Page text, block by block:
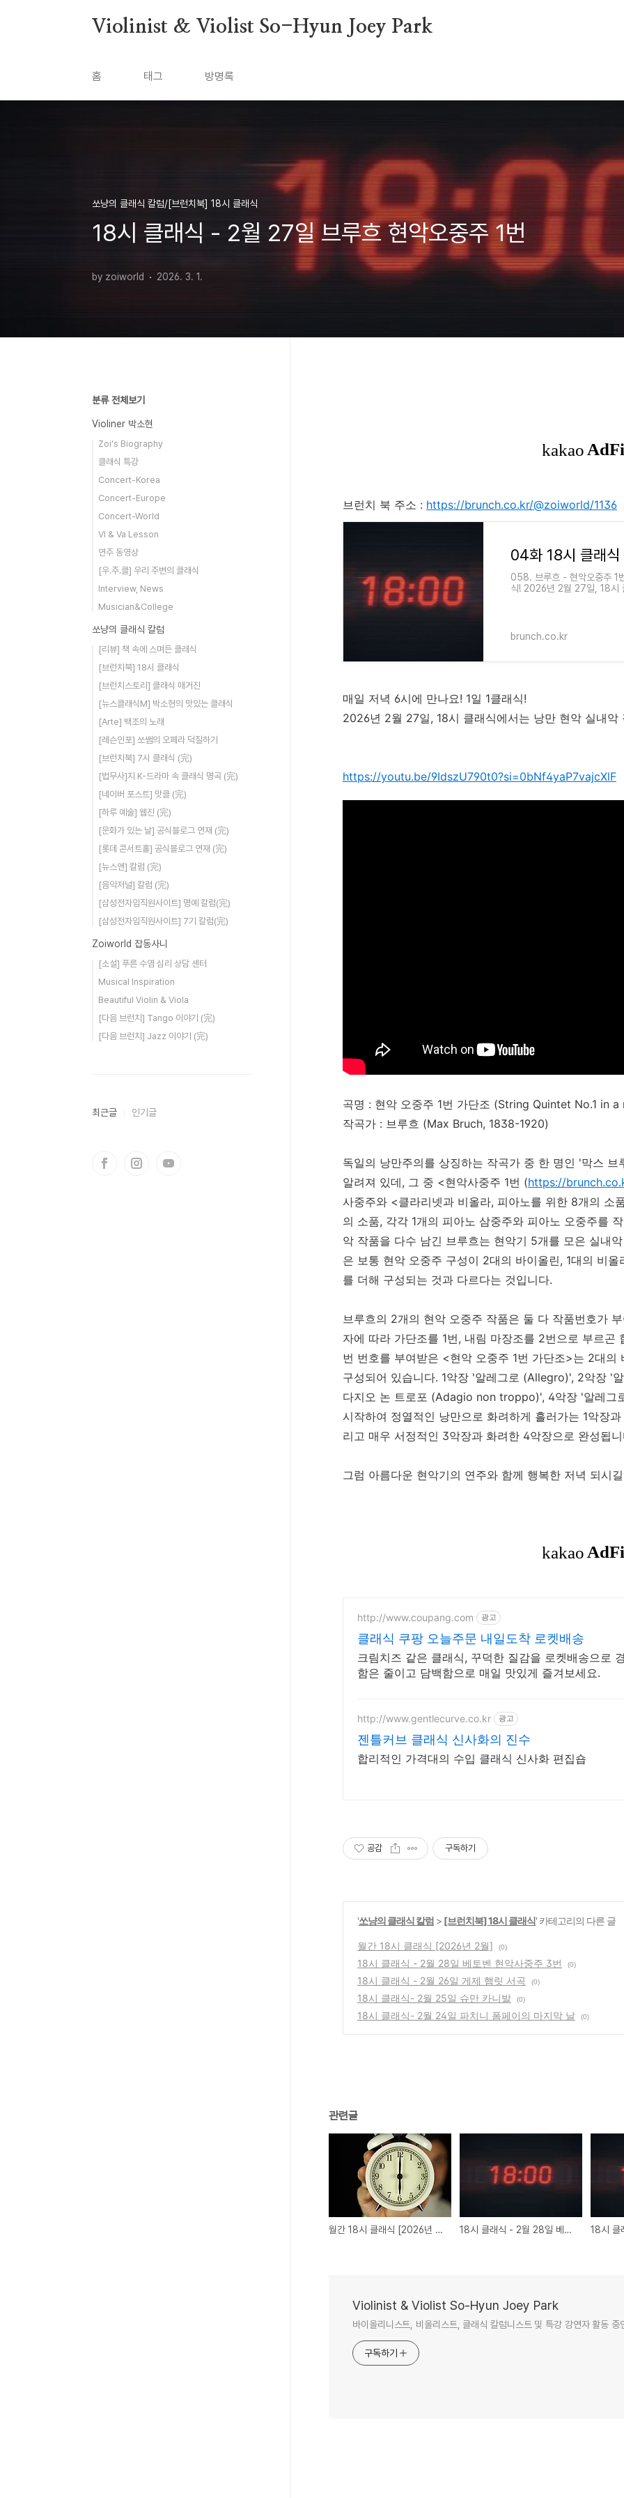
Violinist & Violist So-Hyun Joey Park
홈 태그 방명록
쏘냥의 클래식 칼럼/[브런치북] 18시 클래식
18시 클래식 - 2월 27일 브루흐 현악오중주 1번
by zoiworld 2026. 3. 1.
브런치 북 주소 : https://brunch.co.kr/@zoiworld/1136
058. 브루흐 - 현악오중주 1
식! 2026년 2월 27일, 18시
brunch.co.kr
매일 저녁 6시에 만나요! 1일 1클래식!
2026년 2월 27일, 18시 클래식에서는 낭만 현악 실내악
https://youtu.be/9IdszU790t0?si=0bNf4yaP7vajcXlF
곡명 : 현악 오중주 1번 가단조 (String Quintet No.1 in a
작곡가 : 브루흐 (Max Bruch, 1838-1920)
독일의 낭만주의를 상징하는 작곡가 중 한 명인 '막스
알려져 있데, 그 중 <현악사중주 1번 (https://
사중주와 <클라리넷과 비올라, 피아노를 위한 8개의 소
의 소품, 각각 1개의 피아노 삼중주와 피아노 오중주를
악 작품을 다수 남긴 브루흐는 현악기 5개를 모은 실내
은 보통 현악 오중주 구성이 2대의 바이올린, 1대의 비
를 더해 구성되는 것과 다르다는 것입니다.
브루흐의 2개의 현악 오중주 작품은 둘 다 작품번호가
자에 따라 가단조를 1번, 내림 마장조를 2번으로 부르곤
번 번호를 부여받은 <현악 오중주 1번 가단조>는 2대의
구성되어 있습니다. 1악장 '알레그로 (Allegro)', 2악장 '
다지오 논 트로포 (Adagio non troppo)', 4악장 '알레그
시작하여 정열적인 낭만으로 화려하게 흘러가는 1악장
리고 매우 서정적인 3악장과 화려한 4악장으로 완성됩니
그럼 아름다운 현악기의 연주와 함께 행복한 저녁 되시
http://www.coupang.com 광고
클래식 쿠팡 오늘주문 내일도착 로켓배송
크림치즈 같은 클래식, 꾸덕한 질감을 로켓배송으로
함은 줄이고 담백함으로 매일 맛있게 즐겨보세요.
http://www.gentlecurve.co.kr 광고
젠틀커브 클래식 신사화의 진수
합리적인 가격대의 수입 클래식 신사화 편집숍
공감 구독하기
'쏘냥의 클래식 칼럼 > [브런치북] 18시 클래식' 카테고리의 다른 글
월간 18시 클래식 [2026년 2월] (0)
18시 클래식 - 2월 28일 베토벤 현악사중주 3번 (0)
18시 클래식 - 2월 26일 게제 햄릿 서곡 (0)
18시 클래식- 2월 25일 슈만 카니발 (0)
18시 클래식- 2월 24일 파치니 폼페이의 마지막 날 (0)
관련글
월간 18시 클래식 [2026년 2월] 18시 클래식 - 2월 28일 베토벤 현악사중주 3번
Violinist & Violist So-Hyun Joey Park
바이올리니스트, 비올리스트, 클래식 칼럼니스트 및 특강 강연자 활동 중
구독하기
분류 전체보기
Violiner 박소현
Zoi's Biography
클래식 특강
Concert-Korea
Concert-Europe
Concert-World
Vl & Va Lesson
연주 동영상
[우.주.클] 우리 주변의 클래식
Interview, News
Musician&College
쏘냥의 클래식 칼럼
[리뷰] 책 속에 스며든 클래식
[브런치북] 18시 클래식
[브런치스토리] 클래식 매거진
[뉴스클래식M] 박소현의 맛있는 클래식
[Arte] 백조의 노래
[레슨인포] 쏘쌤의 오페라 덕질하기
[브런치북] 7시 클래식 (完)
[법무사]지 K-드라마 속 클래식 명곡 (完)
[네이버 포스트] 맛클 (完)
[하루 예술] 웹진 (完)
[문화가 있는 날] 공식블로그 연재 (完)
[롯데 콘서트홀] 공식블로그 연재 (完)
[뉴스앤] 칼럼 (完)
[음악저널] 칼럼 (完)
[삼성전자임직원사이트] 명예 칼럼(完)
[삼성전자임직원사이트] 7기 칼럼(完)
Zoiworld 잡동사니
[소설] 푸른 수염 심리 상담 센터
Musical Inspiration
Beautiful Violin & Viola
[다음 브런치] Tango 이야기 (完)
[다음 브런치] Jazz 이야기 (完)
최근글 인기글